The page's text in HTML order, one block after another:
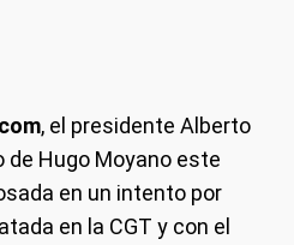
, el presidente Alberto
de Hugo Moyano este
en un intento por
en la CGT y con el